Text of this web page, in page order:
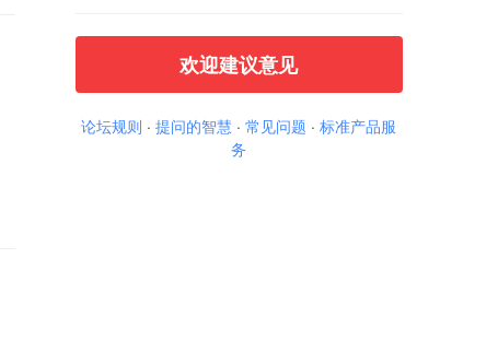
欢迎建议意见
论坛规则 ·提问的智慧 ·常见问题 ·标准产品服
务